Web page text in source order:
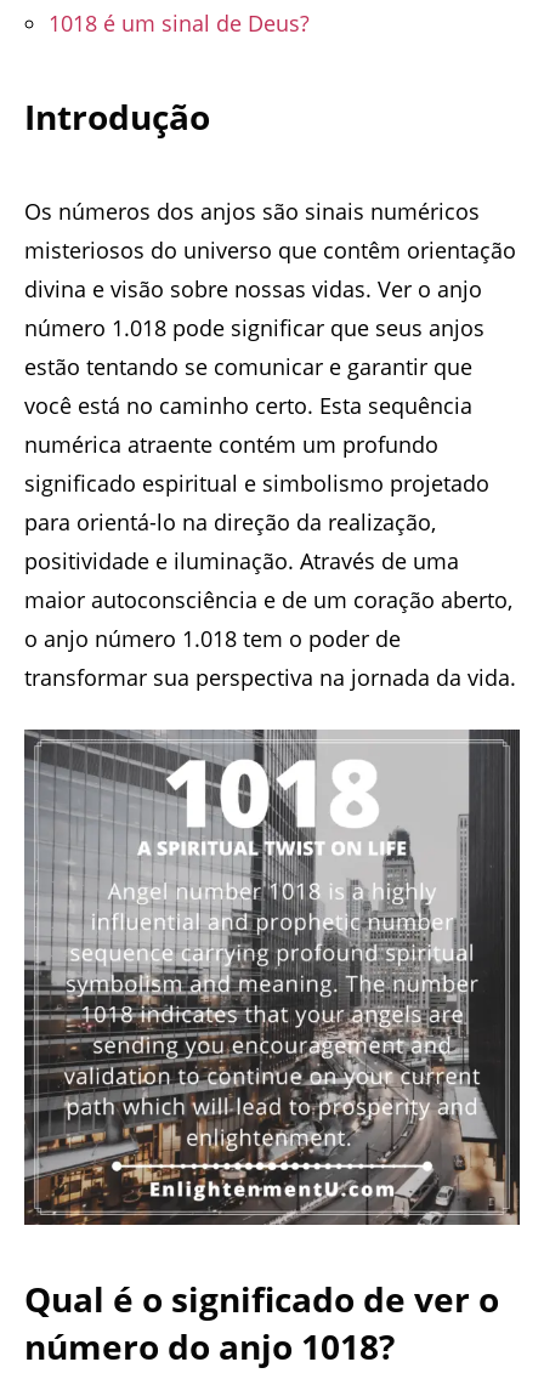
1018 é um sinal de Deus?
Introdução
Os números dos anjos são sinais numéricos
misteriosos do universo que contêm orientação
divina e visão sobre nossas vidas. Ver o anjo
número 1.018 pode significar que seus anjos
estão tentando se comunicar e garantir que
você está no caminho certo. Esta sequência
numérica atraente contém um profundo
significado espiritual e simbolismo projetado
para orientá-lo na direção da realização,
positividade e iluminação. Através de uma
maior autoconsciência e de um coração aberto,
o anjo número 1.018 tem o poder de
transformar sua perspectiva na jornada da vida.
Qual é o significado de ver o
número do anjo 1018?